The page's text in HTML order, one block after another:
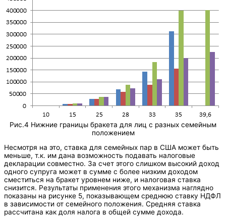
Рис.4 Нижние границы бракета для лиц с разных семейным
положением
Несмотря на это, ставка для семейных пар в США может быть
меньше, т.к. им дана возможность подавать налоговые
декларации совместно. За счет этого слишком высокий доход
одного супруга может в сумме с более низким доходом
сместиться на бракет уровнем ниже, и налоговая ставка
снизится. Результаты применения этого механизма наглядно
показаны на рисунке 5, показывающем среднюю ставку НДФЛ
в зависимости от семейного положения. Средняя ставка
рассчитана как доля налога в общей сумме дохода.